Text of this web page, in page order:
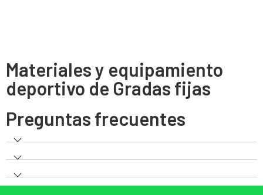
Materiales y equipamiento
deportivo de Gradas fijas
Preguntas frecuentes